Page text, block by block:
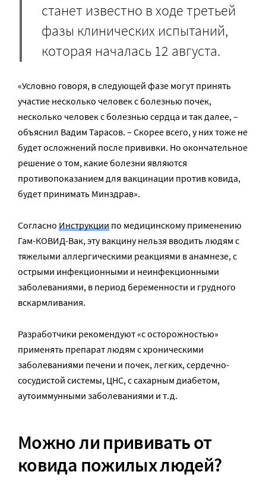
станет известно в ходе третьей
фазы клинических испытаний,
которая началась 12 августа.
«Условно говоря, в следующей фазе могут принять
участие несколько человек с болезнью почек,
несколько человек с болезнью сердца и так далее, –
объяснил Вадим Тарасов. – Скорее всего, у них тоже не
будет осложнений после прививки. Но окончательное
решение о том, какие болезни являются
противопоказанием для вакцинации против ковида,
будет принимать Минздрав».
Согласно Инструкции по медицинскому применению
Гам-КОВИД-Вак, эту вакцину нельзя вводить людям с
тяжелыми аллергическими реакциями в анамнезе, с
острыми инфекционными и неинфекционными
заболеваниями, в период беременности и грудного
вскармливания.
Разработчики рекомендуют «с осторожностью»
применять препарат людям с хроническими
заболеваниями печени и почек, легких, сердечно-
сосудистой системы, ЦНС, с сахарным диабетом,
аутоиммунными заболеваниями и т.д.
Можно ли прививать от
ковида пожилых людей?